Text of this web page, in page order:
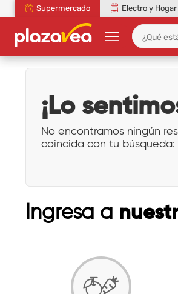
Supermercado Electro y Hogar
¡Lo
No encontramos ningún
coincida con tu búsqueda:
Ingresa a